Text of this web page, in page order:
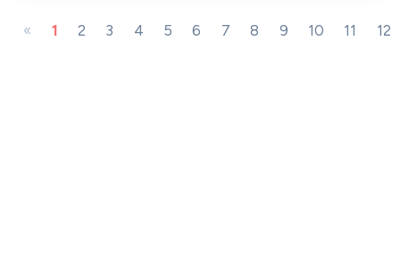
« 1 2 3 4 5 6 7 8 9 10 11 12